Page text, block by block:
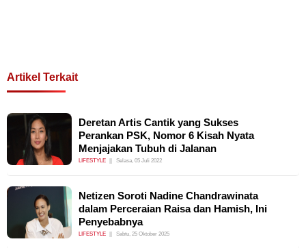
Artikel Terkait
Deretan Artis Cantik yang Sukses
Perankan PSK, Nomor 6 Kisah Nyata
Menjajakan Tubuh di Jalanan
LIFESTYLE Selasa, 05 Juli 2022
Netizen Soroti Nadine Chandrawinata
dalam Perceraian Raisa dan Hamish, Ini
Penyebabnya
LIFESTYLE Sabtu, 25 Oktober 2025